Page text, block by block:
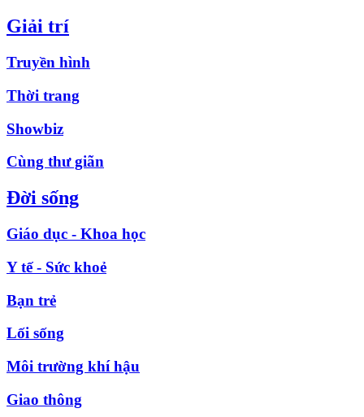
Giải trí
Truyền hình
Thời trang
Showbiz
Cùng thư giãn
Đời sống
Giáo dục - Khoa học
Y tế - Sức khoẻ
Bạn trẻ
Lối sống
Môi trường khí hậu
Giao thông